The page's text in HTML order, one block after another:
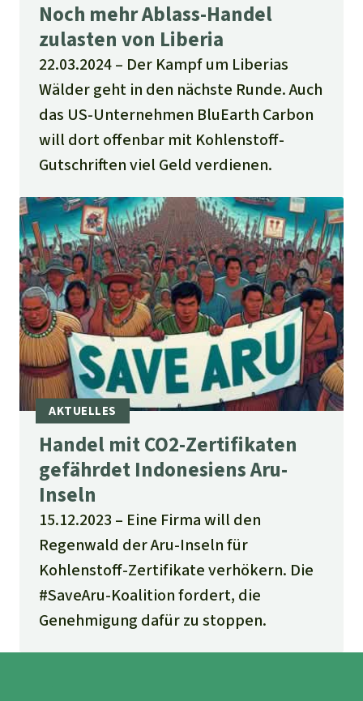
Noch mehr Ablass-Handel
zulasten von Liberia
22.03.2024
Der Kampf um Liberias
Wälder geht in den nächste Runde. Auch
das US-Unternehmen BluEarth Carbon
will dort offenbar mit Kohlenstoff-
Gutschriften viel Geld verdienen.
Handel mit CO2-Zertifikaten
gefährdet Indonesiens Aru-
Inseln
15.12.2023
Eine Firma will den
Regenwald der Aru-Inseln für
Kohlenstoff-Zertifikate verhökern. Die
#SaveAru-Koalition fordert, die
Genehmigung dafür zu stoppen.